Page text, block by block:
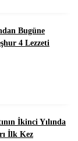
Bugüne
4 Lezzeti
İkinci Yılında
İlk Kez